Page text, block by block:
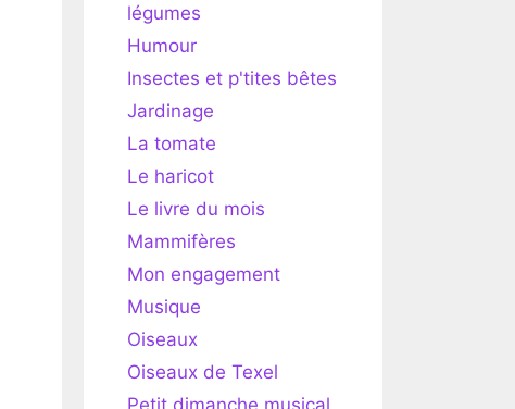
légumes
Humour
Insectes et p'tites bêtes
Jardinage
La tomate
Le haricot
Le livre du mois
Mammifères
Mon engagement
Musique
Oiseaux
Oiseaux de Texel
Petit dimanche musical